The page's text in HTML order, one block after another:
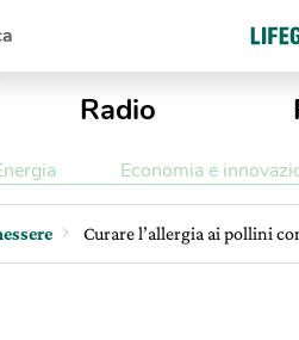
Radio
Economia e
Curare l’allergia ai pollini